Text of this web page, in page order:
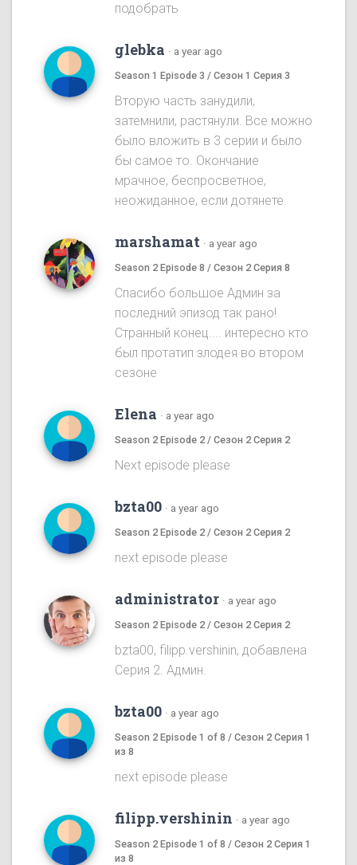
подобрать
glebka · a year ago
Season 1 Episode 3 / Сезон 1 Серия 3
Вторую часть занудили,
затемнили, растянули. Все можно
было вложить в 3 серии и было
бы самое то. Окончание
мрачное, беспросветное,
неожиданное, если дотянете.
marshamat · a year ago
Season 2 Episode 8 / Сезон 2 Серия 8
Спасибо большое Админ за
последний эпизод так рано!
Странный конец.... интересно кто
был протатип злодея во втором
сезоне
Elena · a year ago
Season 2 Episode 2 / Сезон 2 Серия 2
Next episode please
bzta00 · a year ago
Season 2 Episode 2 / Сезон 2 Серия 2
next episode please
administrator · a year ago
Season 2 Episode 2 / Сезон 2 Серия 2
bzta00, filipp.vershinin, добавлена
Серия 2. Админ.
bzta00 · a year ago
Season 2 Episode 1 of 8 / Сезон 2 Серия 1
из 8
next episode please
filipp.vershinin · a year ago
Season 2 Episode 1 of 8 / Сезон 2 Серия 1
из 8